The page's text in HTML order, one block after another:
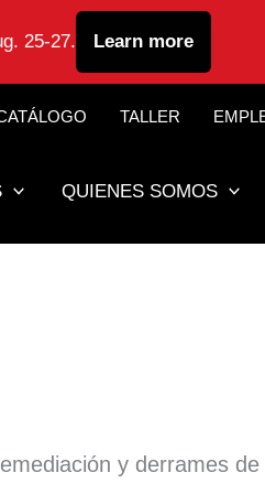
TALLER
QUIENES SOMOS
y derrames
25-27. Learn more